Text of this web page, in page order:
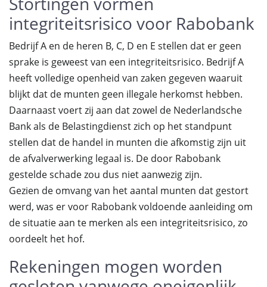
integriteitsrisico voor Rabobank
Bedrijf A en de heren B, C, D en E stellen dat er geen
sprake is geweest van een integriteitsrisico. Bedrijf A
heeft volledige openheid van zaken gegeven waaruit
blijkt dat de munten geen illegale herkomst hebben.
Daarnaast voert zij aan dat zowel de Nederlandsche
Bank als de Belastingdienst zich op het standpunt
stellen dat de handel in munten die afkomstig zijn uit
de afvalverwerking legaal is. De door Rabobank
gestelde schade zou dus niet aanwezig zijn.
Gezien de omvang van het aantal munten dat gestort
werd, was er voor Rabobank voldoende aanleiding om
de situatie aan te merken als een integriteitsrisico, zo
oordeelt het hof.
Rekeningen mogen worden